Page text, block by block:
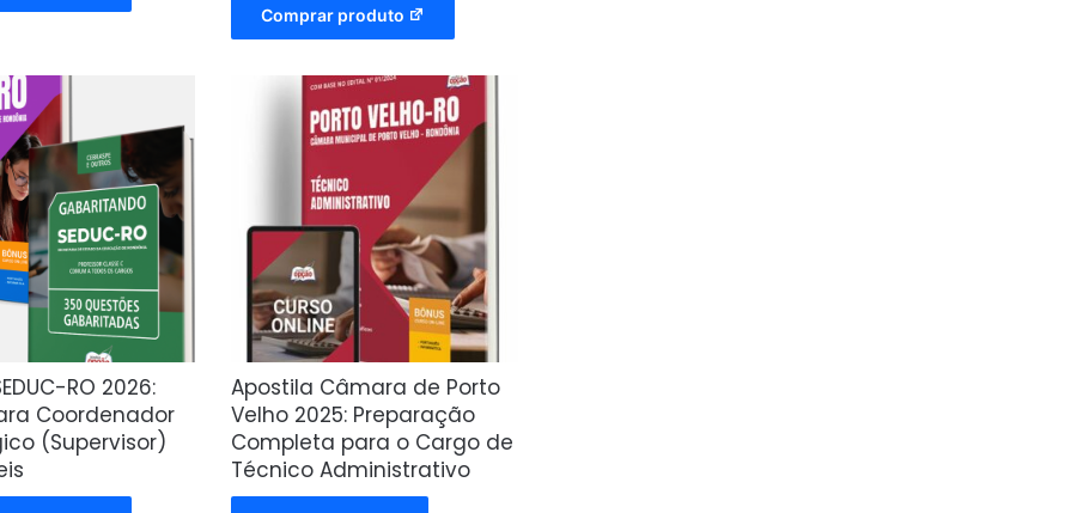
Comprar produto
RO 2026:
Coordenador
(Supervisor)
Apostila Câmara de Porto
Velho 2025: Preparação
Completa para o Cargo de
Técnico Administrativo